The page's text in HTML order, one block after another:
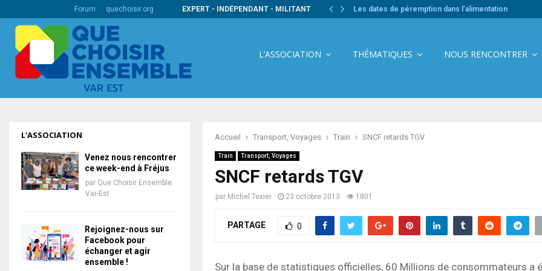
Forum quechoisir.org EXPERT - INDÉPENDANT - MILITANT
barres internationaux Les dates de péremption dans l’alimentation
L’ASSOCIATION THÉMATIQUES NOUS RENCONTRER
Accueil Transport, Voyages Train SNCF retards TGV
Train Transport, Voyages
SNCF retards TGV
par Michel Texier 23 octobre 2013 1801
PARTAGE 0
Sur la base de statistiques officielles, 60 Millions de consommateurs a
L'ASSOCIATION
Venez nous rencontrer
ce week-end à Fréjus
par Que Choisir Ensemble
Var-Est
Rejoignez-nous sur
Facebook pour
échanger et agir
ensemble !